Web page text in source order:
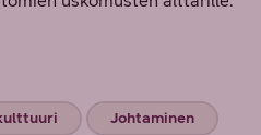
Johtaminen